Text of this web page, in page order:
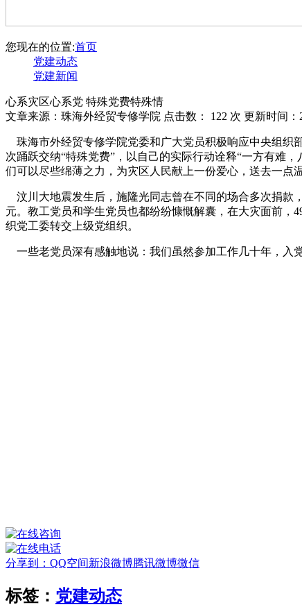
您现在的位置:首页
党建动态
党建新闻
心系灾区心系党 特殊党费特殊情
文章来源：珠海外经贸专修学院 点击数： 122 次 更新时间：
珠海市外经贸专修学院党委和广大党员积极响应中央组织
次踊跃交纳“特殊党费”，以自己的实际行动诠释“一方有难
们可以尽些绵薄之力，为灾区人民献上一份爱心，送去一点
汶川大地震发生后，施隆光同志曾在不同的场合多次捐款
元。教工党员和学生党员也都纷纷慷慨解囊，在大灾面前，
织党工委转交上级党组织。
一些老党员深有感触地说：我们虽然参加工作几十年，入
分享到： QQ空间新浪微博腾讯微博微信
标签： 党建动态